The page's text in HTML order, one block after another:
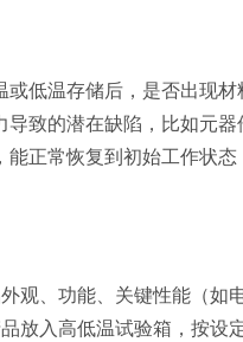
低温存储后，是否出现材
致的潜在缺陷，比如元器
正常恢复到初始工作状态
观、功能、关键性能（如
放入高低温试验箱，按设